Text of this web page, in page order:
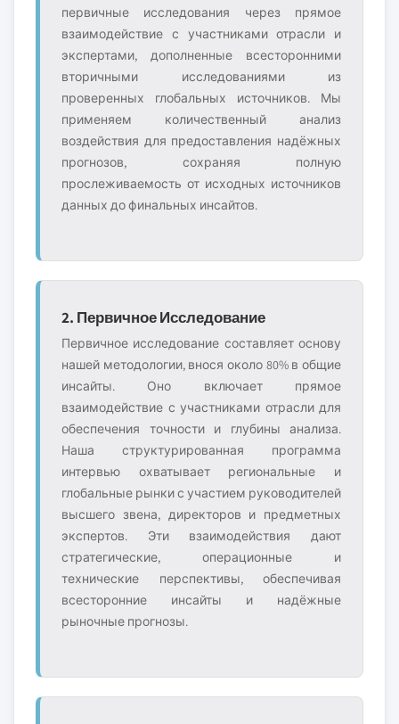
первичные исследования через прямое
взаимодействие с участниками отрасли и
экспертами, дополненные всесторонними
вторичными исследованиями из
проверенных глобальных источников. Мы
применяем количественный анализ
воздействия для предоставления надёжных
прогнозов, сохраняя полную
прослеживаемость от исходных источников
данных до финальных инсайтов.
2. Первичное Исследование
Первичное исследование составляет основу
нашей методологии, внося около 80% в общие
инсайты. Оно включает прямое
взаимодействие с участниками отрасли для
обеспечения точности и глубины анализа.
Наша структурированная программа
интервью охватывает региональные и
глобальные рынки с участием руководителей
высшего звена, директоров и предметных
экспертов. Эти взаимодействия дают
стратегические, операционные и
технические перспективы, обеспечивая
всесторонние инсайты и надёжные
рыночные прогнозы.